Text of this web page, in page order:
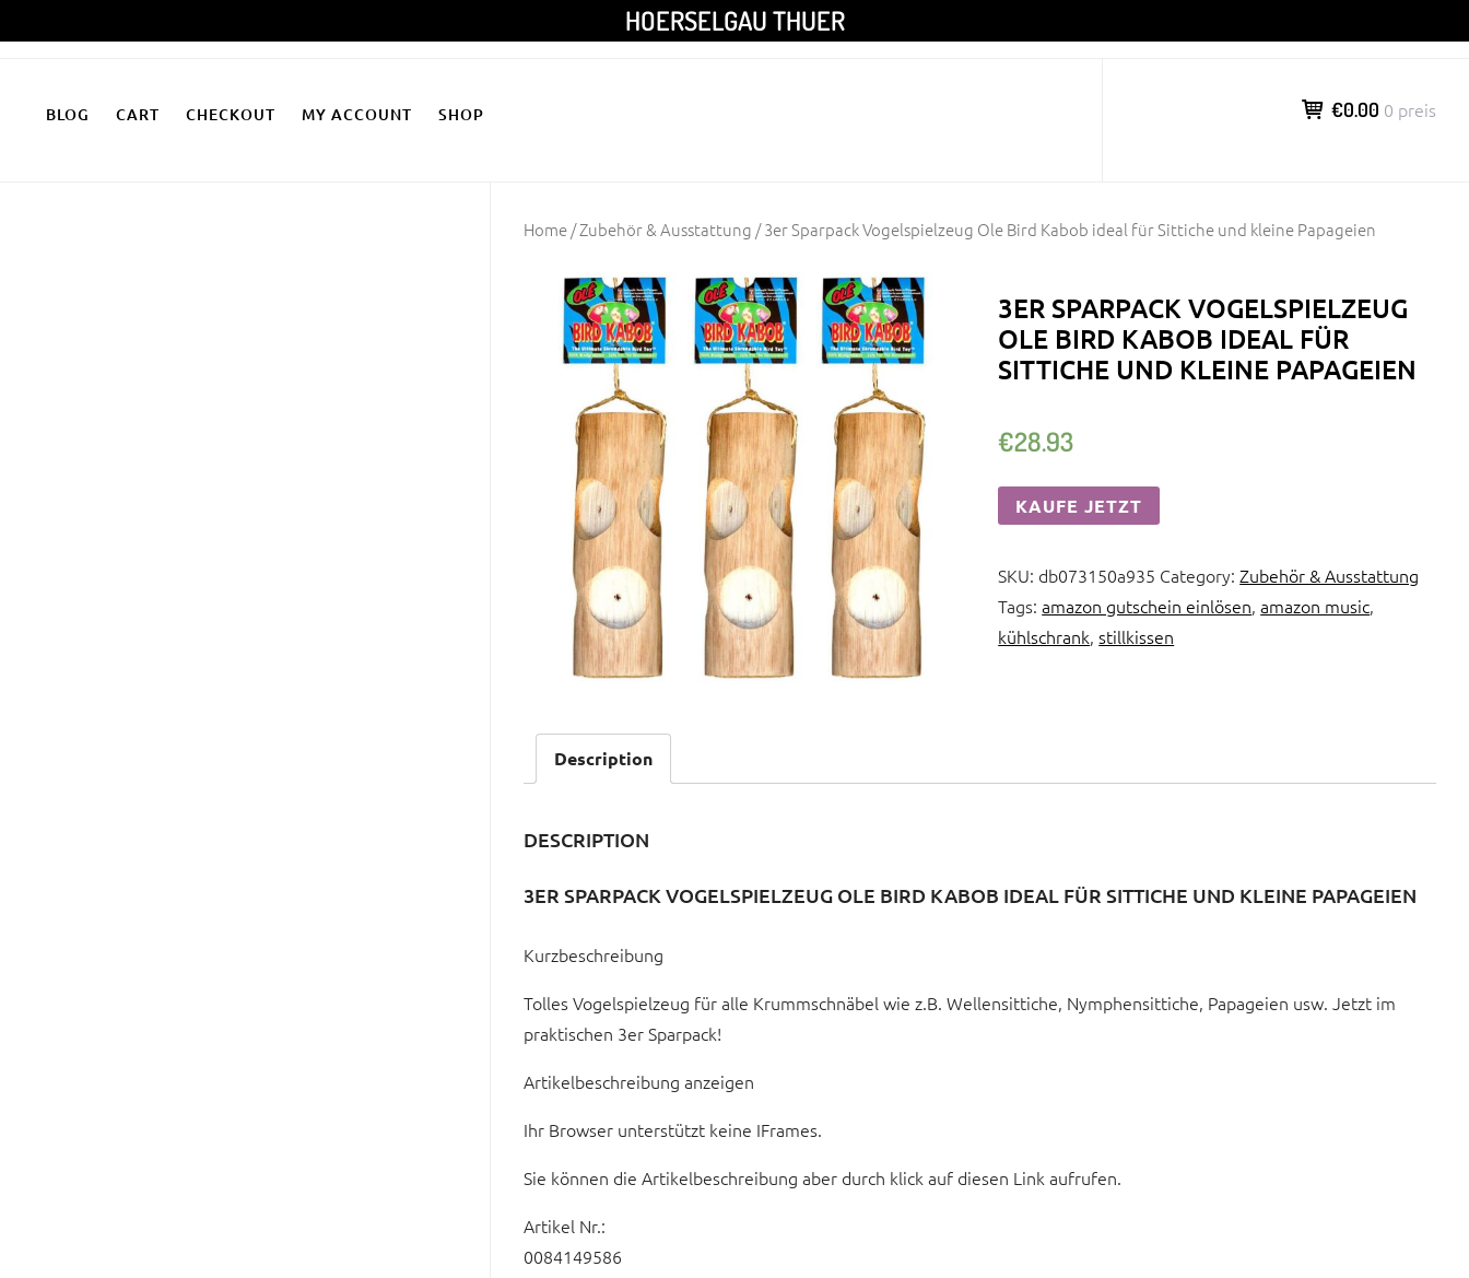
Inhalt
HOERSELGAU THUER
BLOG CART CHECKOUT MY ACCOUNT SHOP €0.00 0 preis
Home/Zubehör & Ausstattung / 3er Sparpack Vogelspielzeug Ole Bird Kabob ideal für Sittiche und kleine Papageien
3ER SPARPACK VOGELSPIELZEUG
OLE BIRD KABOB IDEAL FÜR
SITTICHE UND KLEINE PAPAGEIEN
€28.93
KAUFE JETZT
SKU: db073150a935 Category:Zubehör & Ausstattung
Tags:amazon gutschein einlösen,amazon music,
kühlschrank,stillkissen
Description
DESCRIPTION
3ER SPARPACK VOGELSPIELZEUG OLE BIRD KABOB IDEAL FÜR SITTICHE UND KLEINE PAPAGEIEN
Kurzbeschreibung
Tolles Vogelspielzeug für alle Krummschnäbel wie z.B. Wellensittiche, Nymphensittiche, Papageien usw. Jetzt im
praktischen 3er Sparpack!
Artikelbeschreibung anzeigen
Ihr Browser unterstützt keine IFrames.
Sie können die Artikelbeschreibung aber durch klick auf diesen Link aufrufen.
Artikel Nr.:
0084149586